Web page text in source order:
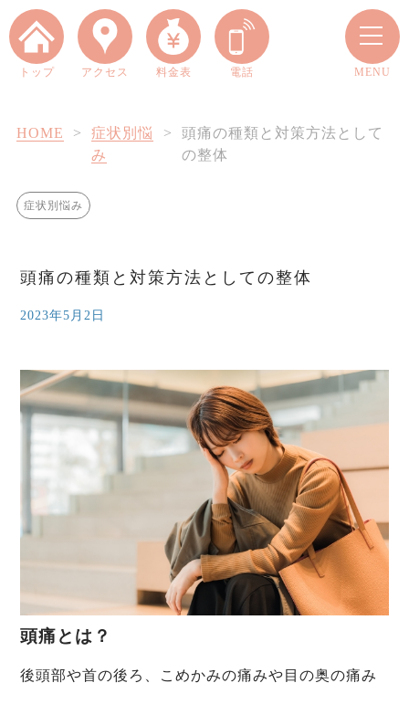
トップ アクセス 料金表 電話 MENU
HOME >
症状別悩
み
>
頭痛の種類と対策方法として
の整体
症状別悩み
頭痛の種類と対策方法としての整体
2023年5月2日
頭痛とは？
後頭部や首の後ろ、こめかみの痛みや目の奥の痛み
お客様の声
院長ブログ